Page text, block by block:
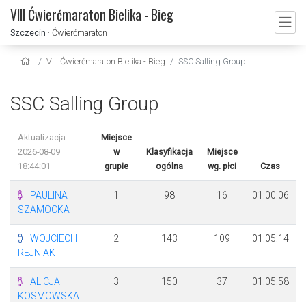
VIII Ćwierćmaraton Bielika - Bieg
Szczecin · Ćwierćmaraton
VIII Ćwierćmaraton Bielika - Bieg SSC Salling Group
SSC Salling Group
Aktualizacja:
2026-08-09
18:44:01
Miejsce
w
grupie
Klasyfikacja
ogólna
Miejsce
wg. płci
Czas
PAULINA
SZAMOCKA
1 98 16 01:00:06
WOJCIECH
REJNIAK
2 143 109 01:05:14
ALICJA
KOSMOWSKA
3 150 37 01:05:58